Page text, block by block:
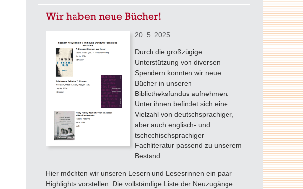
Wir haben neue Bücher!
20. 5. 2025
Durch die großzügige
Unterstützung von diversen
Spendern konnten wir neue
Bücher in unseren
Bibliotheksfundus aufnehmen.
Unter ihnen befindet sich eine
Vielzahl von deutschsprachiger,
aber auch englisch- und
tschechischsprachiger
Fachliteratur passend zu unserem
Bestand.
Hier möchten wir unseren Lesern und Lesesrinnen ein paar
Highlights vorstellen. Die vollständige Liste der Neuzugänge